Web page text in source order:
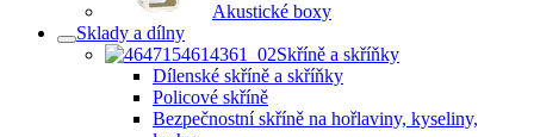
Akustické boxy
Sklady a dílny
Skříně a skříňky
Dílenské skříně a skříňky
Policové skříně
Bezpečnostní skříně na hořlaviny, kyseliny,